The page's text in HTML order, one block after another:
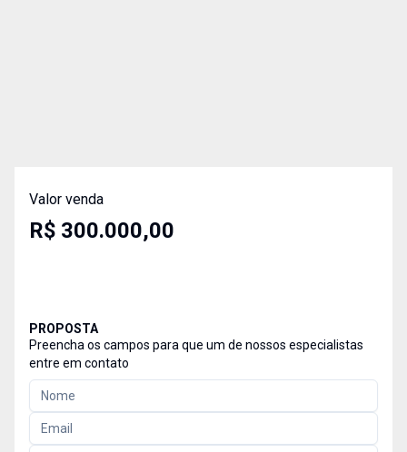
Valor venda
R$ 300.000,00
PROPOSTA
Preencha os campos para que um de nossos especialistas
entre em contato